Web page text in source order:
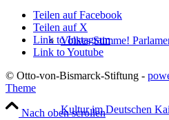
Volkes Stimme!
Kultur im Deutschen
Teilen auf Facebook
Teilen auf X
Link to Instagram
Link to Youtube
© Otto-von-Bismarck-Stiftung -
Theme
Nach oben scrollen